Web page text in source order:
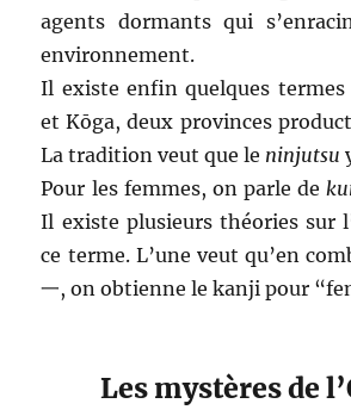
agents dormants qui
environnement.
Il existe enfin quelques termes
et Kōga, deux provinces
La tradition veut que le ninjutsu
Pour les femmes, on parle de
Il existe plusieurs théories sur
ce terme. L’une veut qu’en
一, on obtienne le kanji pour
Les mystères de